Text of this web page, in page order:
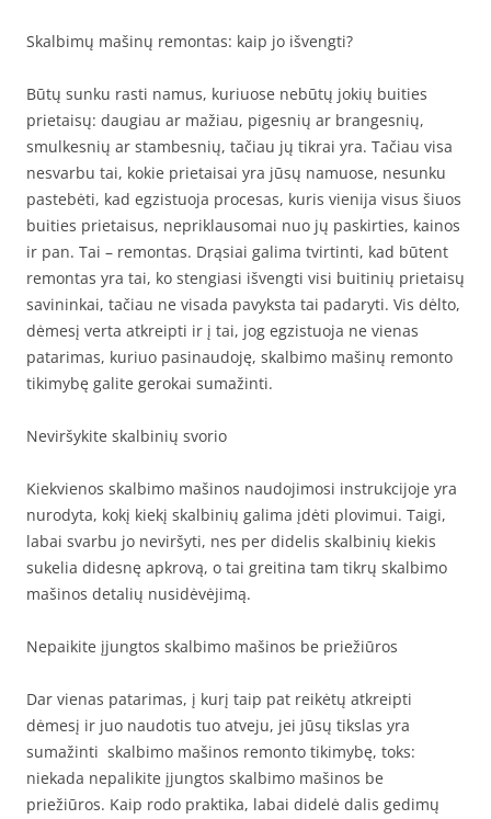
Skalbimų mašinų remontas: kaip jo išvengti?
Būtų sunku rasti namus, kuriuose nebūtų jokių buities
prietaisų: daugiau ar mažiau, pigesnių ar brangesnių,
smulkesnių ar stambesnių, tačiau jų tikrai yra. Tačiau visa
nesvarbu tai, kokie prietaisai yra jūsų namuose, nesunku
pastebėti, kad egzistuoja procesas, kuris vienija visus šiuos
buities prietaisus, nepriklausomai nuo jų paskirties, kainos
ir pan. Tai – remontas. Drąsiai galima tvirtinti, kad būtent
remontas yra tai, ko stengiasi išvengti visi buitinių prietaisų
savininkai, tačiau ne visada pavyksta tai padaryti. Vis dėlto,
dėmesį verta atkreipti ir į tai, jog egzistuoja ne vienas
patarimas, kuriuo pasinaudoję, skalbimo mašinų remonto
tikimybę galite gerokai sumažinti.
Neviršykite skalbinių svorio
Kiekvienos skalbimo mašinos naudojimosi instrukcijoje yra
nurodyta, kokį kiekį skalbinių galima įdėti plovimui. Taigi,
labai svarbu jo neviršyti, nes per didelis skalbinių kiekis
sukelia didesnę apkrovą, o tai greitina tam tikrų skalbimo
mašinos detalių nusidėvėjimą.
Nepaikite įjungtos skalbimo mašinos be priežiūros
Dar vienas patarimas, į kurį taip pat reikėtų atkreipti
dėmesį ir juo naudotis tuo atveju, jei jūsų tikslas yra
sumažinti skalbimo mašinos remonto tikimybę, toks:
niekada nepalikite įjungtos skalbimo mašinos be
priežiūros. Kaip rodo praktika, labai didelė dalis gedimų